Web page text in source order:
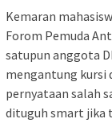
Kemaran
Forom Pemuda
satupun anggota
mengantung kursi
pernyataan salah
dituguh smart jika